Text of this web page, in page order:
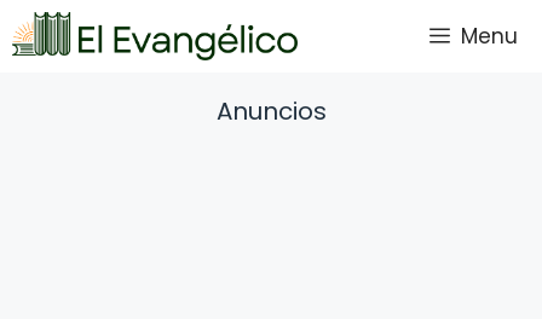
Saltar
al
Menu
Anuncios